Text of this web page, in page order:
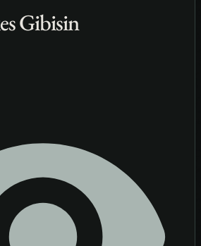
Gibisin